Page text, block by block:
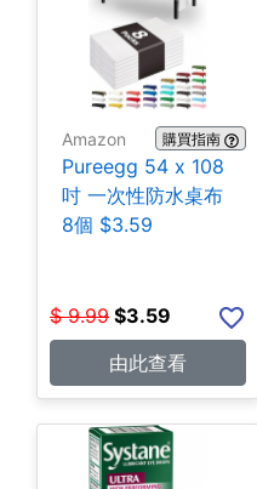
Amazon 購買指南
Pureegg 54 x 108
吋 一次性防水桌布
8個 $3.59
$ 9.99 $3.59
由此查看